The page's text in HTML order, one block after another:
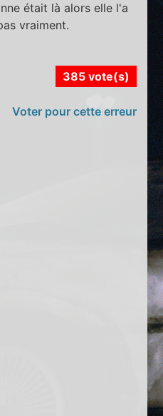
était là alors elle l'a
vraiment.
385 vote(s)
Voter pour cette erreur